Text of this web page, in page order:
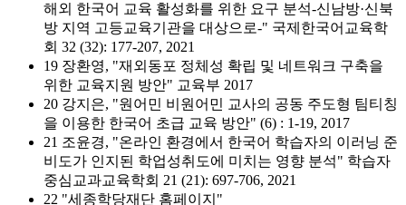
해외 한국어 교육 활성화를 위한 요구 분석-신남방·신북
방 지역 고등교육기관을 대상으로-" 국제한국어교육학
회 32 (32): 177-207, 2021
19 장환영, "재외동포 정체성 확립 및 네트워크 구축을
위한 교육지원 방안" 교육부 2017
20 강지은, "원어민 비원어민 교사의 공동 주도형 팀티칭
을 이용한 한국어 초급 교육 방안" (6) : 1-19, 2017
21 조윤경, "온라인 환경에서 한국어 학습자의 이러닝 준
비도가 인지된 학업성취도에 미치는 영향 분석" 학습자
중심교과교육학회 21 (21): 697-706, 2021
22 "세종학당재단 홈페이지"